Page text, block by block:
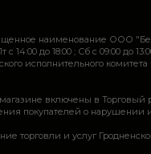
наименование ООО
14:00 до 18:00 ; Сб c 09:00 до
исполнительного комитета
включены в
покупателей о нарушении
и услуг